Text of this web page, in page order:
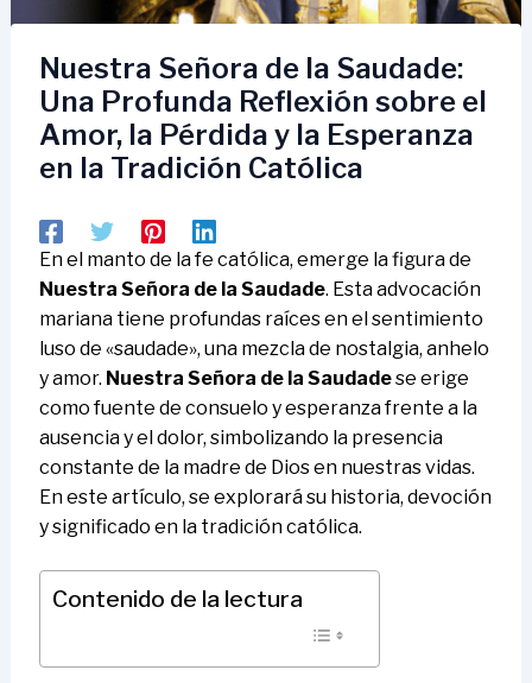
Nuestra Señora de la Saudade:
Una Profunda Reflexión sobre el
Amor, la Pérdida y la Esperanza
en la Tradición Católica
En el manto de la fe católica, emerge la figura de
Nuestra Señora de la Saudade. Esta advocación
mariana tiene profundas raíces en el sentimiento
luso de «saudade», una mezcla de nostalgia, anhelo
y amor. Nuestra Señora de la Saudadese erige
como fuente de consuelo y esperanza frente a la
ausencia y el dolor, simbolizando la presencia
constante de la madre de Dios en nuestras vidas.
En este artículo, se explorará su historia, devoción
y significado en la tradición católica.
Contenido de la lectura